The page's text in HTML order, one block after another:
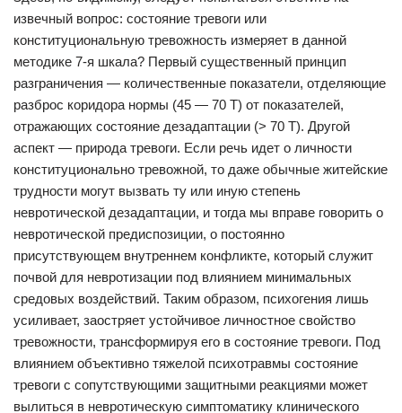
извечный вопрос: состояние тревоги или
конституциональную тревожность измеряет в данной
методике 7-я шкала? Первый существенный принцип
разграничения — количественные показатели, отделяющие
разброс коридора нормы (45 — 70 Т) от показателей,
отражающих состояние дезадаптации (> 70 Т). Другой
аспект — природа тревоги. Если речь идет о личности
конституционально тревожной, то даже обычные житейские
трудности могут вызвать ту или иную степень
невротической дезадаптации, и тогда мы вправе говорить о
невротической предиспозиции, о постоянно
присутствующем внутреннем конфликте, который служит
почвой для невротизации под влиянием минимальных
средовых воздействий. Таким образом, психогения лишь
усиливает, заостряет устойчивое личностное свойство
тревожности, трансформируя его в состояние тревоги. Под
влиянием объективно тяжелой психотравмы состояние
тревоги с сопутствующими защитными реакциями может
вылиться в невротическую симптоматику клинического